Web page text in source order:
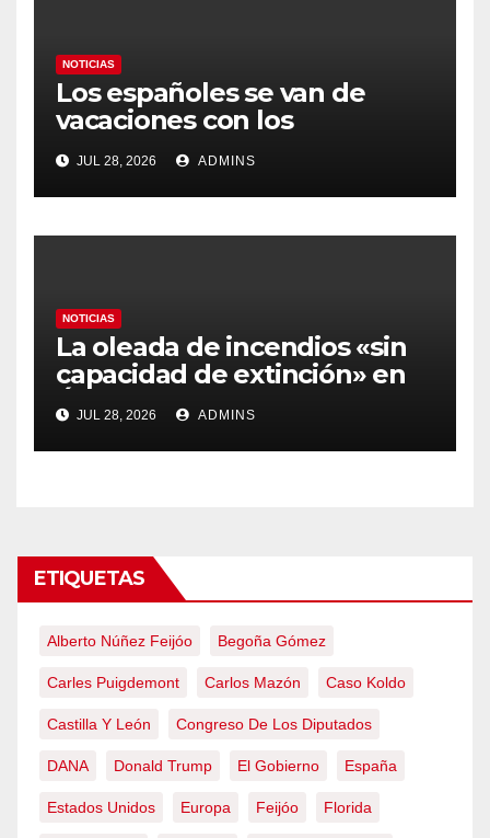
NOTICIAS
Los españoles se van de
vacaciones con los
carburantes hasta un 21%
más caros que el año pasado
y los hoteles disparados
JUL 28, 2026 ADMINS
NOTICIAS
La oleada de incendios «sin
capacidad de extinción» en
Ávila y al oeste de Madrid
obliga a declarar la
emergencia nacional
JUL 28, 2026 ADMINS
ETIQUETAS
Alberto Núñez Feijóo Begoña Gómez
Carles Puigdemont Carlos Mazón Caso Koldo
Castilla Y León Congreso De Los Diputados
DANA Donald Trump El Gobierno España
Estados Unidos Europa Feijóo Florida